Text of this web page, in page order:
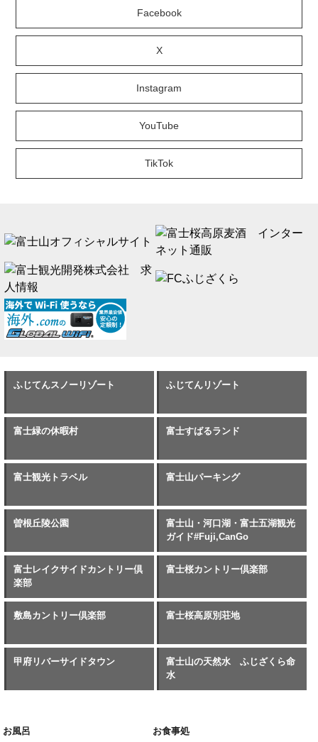
Facebook
X
Instagram
YouTube
TikTok
ふじてんスノーリゾート ふじてんリゾート
富士緑の休暇村 富士すばるランド
富士観光トラベル 富士山パーキング
曽根丘陵公園
富士山・河口湖・富士五湖観光
ガイド#Fuji,CanGo
富士レイクサイドカントリー倶
楽部
富士桜カントリー倶楽部
敷島カントリー倶楽部 富士桜高原別荘地
甲府リバーサイドタウン
富士山の天然水 ふじざくら命
水
お風呂 お食事処